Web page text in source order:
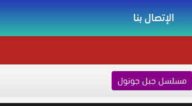
الإتصال بنا
مسلسل جبل جونول